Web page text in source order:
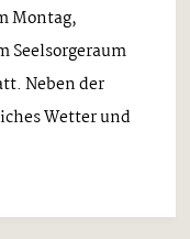
Montag,
Seelsorgeraum
Neben der
Wetter und